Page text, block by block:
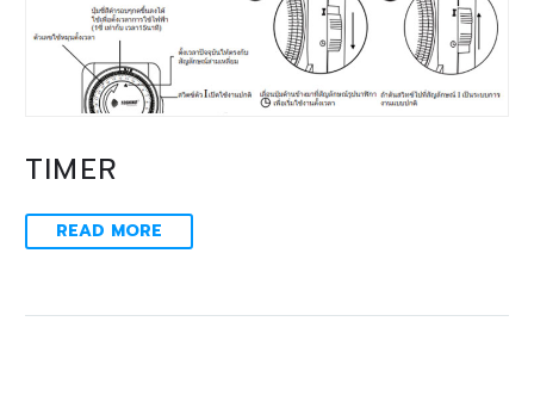
TIMER
READ MORE